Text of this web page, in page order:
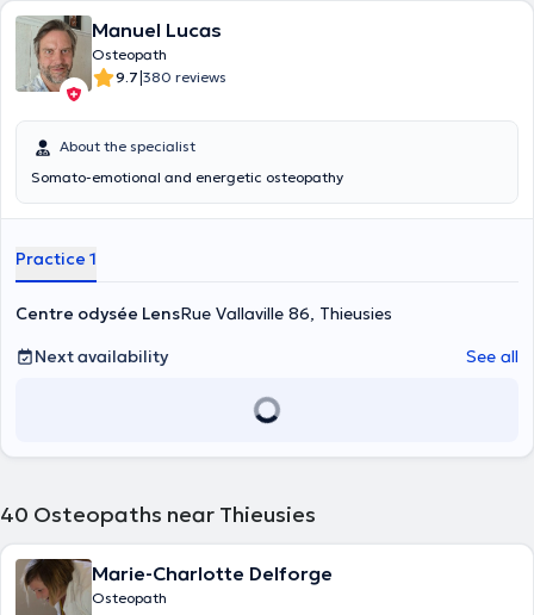
Manuel Lucas
Osteopath
9.7|380 reviews
About the specialist
Somato-emotional and energetic osteopathy
Practice 1
Centre odysée LensRue Vallaville 86, Thieusies
Next availability
See all
40 Osteopaths near Thieusies
Marie-Charlotte Delforge
Osteopath